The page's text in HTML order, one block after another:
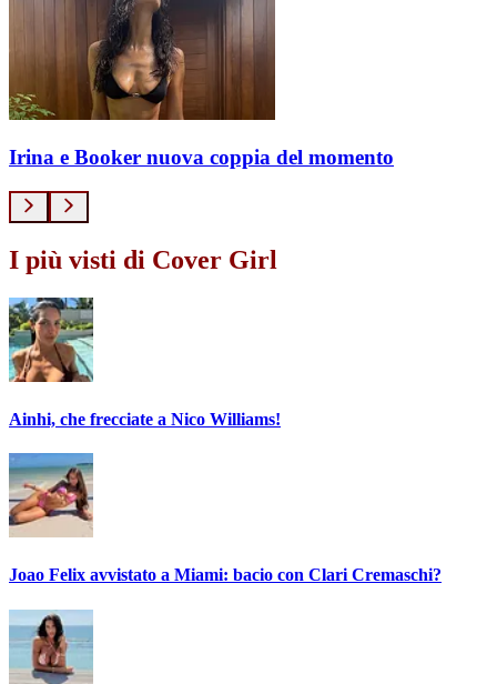
Irina e Booker nuova coppia del momento
I più visti di Cover Girl
Ainhi, che frecciate a Nico Williams!
Joao Felix avvistato a Miami: bacio con Clari Cremaschi?